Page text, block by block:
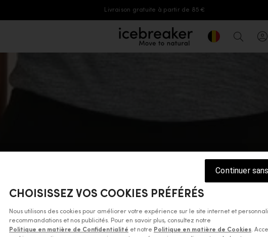
Livraison gratuite à partir de 85 €
icebreaker®, accéder à la page
Geolocation
CHOISISSEZ VOS COOKIES PRÉFÉRÉS
Nous utilisons des cookies pour améliorer votre expérience sur le site internet et
recommandations et nos publicités. Pour en savoir plus, consultez notre
Politique en matière de Confidentialité et notre Politique en matière de Cookies.
Continuer